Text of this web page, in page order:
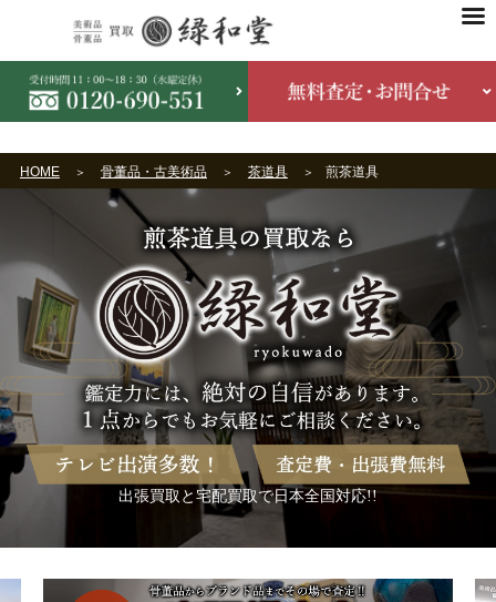
HOME 骨董品・古美術品 茶道具 煎茶道具
出張買取と宅配買取で日本全国対応!!